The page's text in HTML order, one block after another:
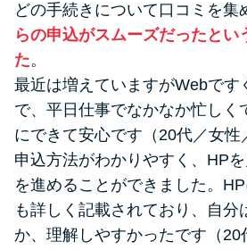
どの手続きについて口コミを集
らの申込がスムーズだったとい
た。
最近は増えていますがWebです
で、平日仕事でなかなか忙しく
にできて安心です（20代／女性
申込方法がわかりやすく、HP
を進めることができました。
も詳しく記載されており、自分
か、理解しやすかったです（20